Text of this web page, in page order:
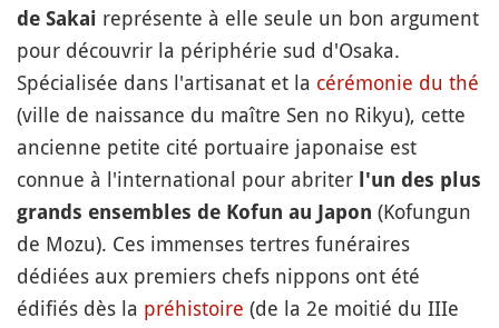
de Sakai représente à elle seule un bon argument
pour découvrir la périphérie sud d'Osaka.
Spécialisée dans l'artisanat et la cérémonie du thé
(ville de naissance du maître Sen no Rikyu), cette
ancienne petite cité portuaire japonaise est
connue à l'international pour abriter l'un des plus
grands ensembles de Kofun au Japon (Kofungun
de Mozu). Ces immenses tertres funéraires
dédiées aux premiers chefs nippons ont été
édifiés dès la préhistoire (de la 2e moitié du IIIe